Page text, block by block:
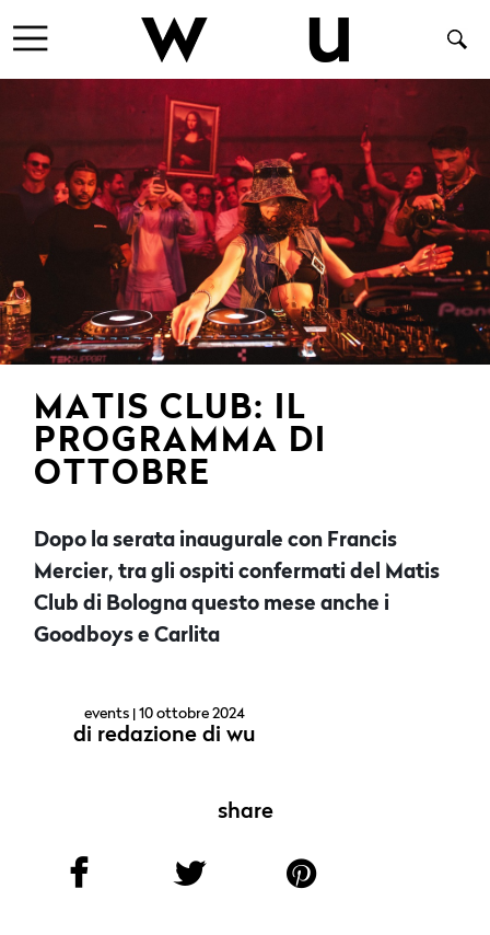
MATIS CLUB: IL
PROGRAMMA DI
OTTOBRE
Dopo la serata inaugurale con Francis
Mercier, tra gli ospiti confermati del Matis
Club di Bologna questo mese anche i
Goodboys e Carlita
events | 10 ottobre 2024
di redazione di wu
share